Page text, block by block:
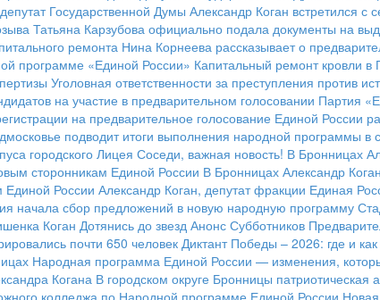
Государственной Думы Александр Коган встретился с
Татьяна Карзубова официально подала документы на
ремонта Нина Корнеева рассказывает о
программе «Единой России» Капитальный ремонт кровли в
Уголовная ответственности за преступления против
на участие в предварительном голосовании Партия
на предварительное голосование Единой России
подводит итоги выполнения народной программы
городского Лицея Соседи, важная новость! В Бронницах
сторонникам Единой России В Бронницах Александр
России Александр Коган, депутат фракции Единая
начала сбор предложений в новую народную программу
Коган Дотянись до звезд Анонс Субботников
почти 650 человек Диктант Победы – 2026: где и
Народная программа Единой России — изменения,
Когана В городском округе Бронницы патриотическая